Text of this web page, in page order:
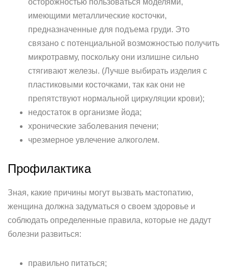
осторожностью пользоваться моделями,
имеющими металлические косточки,
предназначенные для подъема груди. Это
связано с потенциальной возможностью получить
микротравму, поскольку они излишне сильно
стягивают железы. (Лучше выбирать изделия с
пластиковыми косточками, так как они не
препятствуют нормальной циркуляции крови);
недостаток в организме йода;
хронические заболевания печени;
чрезмерное увлечение алкоголем.
Профилактика
Зная, какие причины могут вызвать мастопатию,
женщина должна задуматься о своем здоровье и
соблюдать определенные правила, которые не дадут
болезни развиться:
правильно питаться;